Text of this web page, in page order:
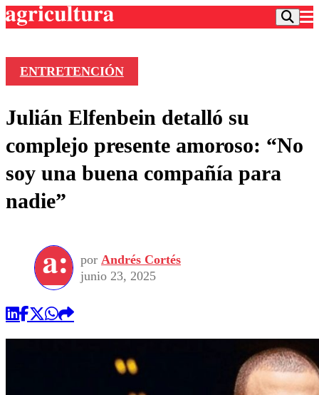
Frecuencias
Agricultura TV
Deportes
Colo Colo
Torneo Internacional
Torneo Nacional
Entretención
Internacional
Nacional
Programas
Comercial
ENTRETENCIÓN
Julián Elfenbein detalló su
complejo presente amoroso: “No
soy una buena compañía para
nadie”
por Andrés Cortés
junio 23, 2025